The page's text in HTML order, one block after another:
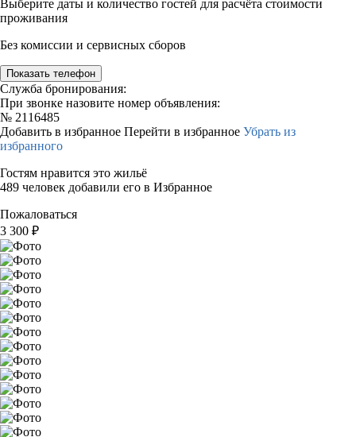
Выберите даты и количество гостей для расчёта стоимости
проживания
Без комиссии и сервисных сборов
Показать телефон
Служба бронирования:
При звонке назовите номер объявления:
№ 2116485
Добавить в избранное Перейти в избранное Убрать из
избранного
Гостям нравится это жильё
489 человек добавили его в Избранное
Пожаловаться
3 300 ₽